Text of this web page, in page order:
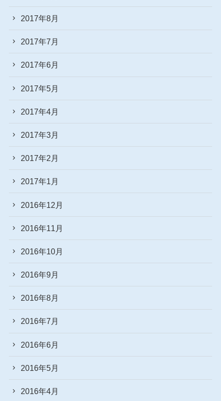
2017年8月
2017年7月
2017年6月
2017年5月
2017年4月
2017年3月
2017年2月
2017年1月
2016年12月
2016年11月
2016年10月
2016年9月
2016年8月
2016年7月
2016年6月
2016年5月
2016年4月